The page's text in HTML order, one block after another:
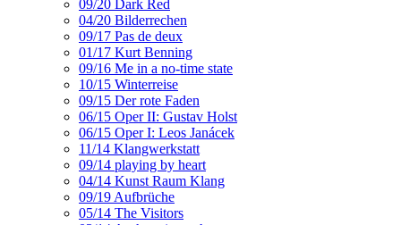
09/20 Dark Red
04/20 Bilderrechen
09/17 Pas de deux
01/17 Kurt Benning
09/16 Me in a no-time state
10/15 Winterreise
09/15 Der rote Faden
06/15 Oper II: Gustav Holst
06/15 Oper I: Leos Janácek
11/14 Klangwerkstatt
09/14 playing by heart
04/14 Kunst Raum Klang
09/19 Aufbrüche
05/14 The Visitors